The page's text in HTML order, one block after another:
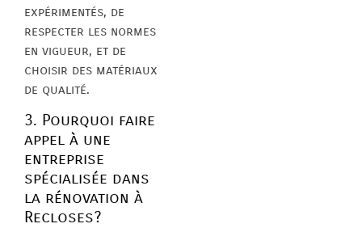
expérimentés, de
respecter les normes
en vigueur, et de
choisir des matériaux
de qualité.
3. Pourquoi faire
appel à une
entreprise
spécialisée dans
la rénovation à
Recloses?